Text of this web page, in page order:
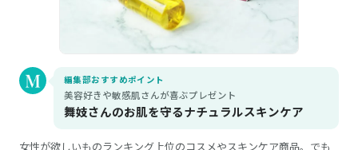
編集部おすすめポイント
美容好きや敏感肌さんが喜ぶプレゼント
舞妓さんのお肌を守るナチュラルスキンケア
女性が欲しいものランキング上位のコスメやスキンケア商品。でも